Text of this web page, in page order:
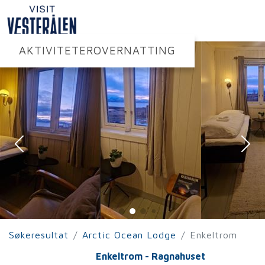
AKTIVITETEROVERNATTING
Søkeresultat Arctic Ocean Lodge
Enkeltrom
Enkeltrom - Ragnahuset